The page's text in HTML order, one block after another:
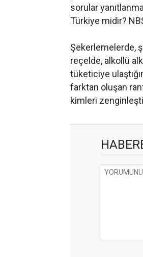
sorular
Türkiye midir?
Şekerlemelerde,
reçelde, alkollü
tüketiciye
farktan oluşan
kimleri